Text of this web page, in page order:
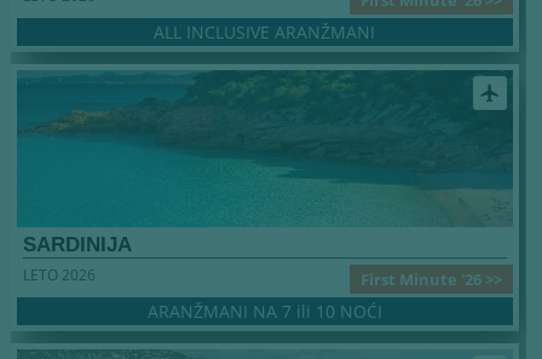
ALL INCLUSIVE ARANŽMANI
airplanemode_active
SARDINIJA
First Minute '26 >>
LETO 2026
ARANŽMANI NA 7 ili 10 NOĆI